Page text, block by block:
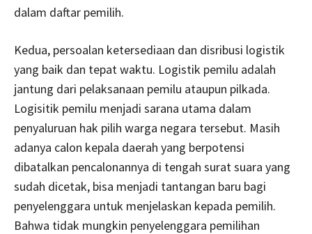
dalam daftar pemilih.
Kedua, persoalan ketersediaan dan disribusi logistik
yang baik dan tepat waktu. Logistik pemilu adalah
jantung dari pelaksanaan pemilu ataupun pilkada.
Logisitik pemilu menjadi sarana utama dalam
penyaluruan hak pilih warga negara tersebut. Masih
adanya calon kepala daerah yang berpotensi
dibatalkan pencalonannya di tengah surat suara yang
sudah dicetak, bisa menjadi tantangan baru bagi
penyelenggara untuk menjelaskan kepada pemilih.
Bahwa tidak mungkin penyelenggara pemilihan